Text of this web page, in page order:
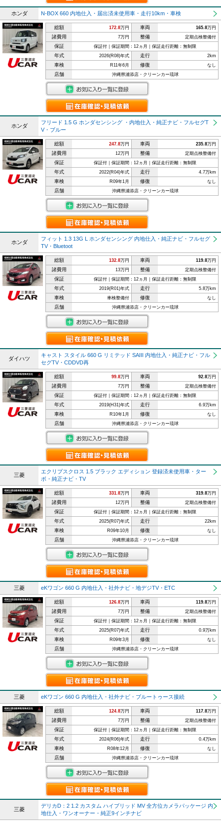
ホンダ N-BOX 660 内地仕入・届出済未使用車・走行10km・車検
総額 172.8万円 車両 165.8万円
諸費用 7万円 整備 定期点検整備付
保証 保証付｜保証期間：12ヵ月｜保証走行距離：無制限
年式 2026(R08)年式 走行 2km
車検 R11年6月 修復 なし
店舗 沖縄県浦添店・クリーンカー琉球
ホンダ
フリード 1.5 G ホンダセンシング ・内地仕入・純正ナビ・フルセグT
V・ブルー
総額 247.8万円 車両 235.8万円
諸費用 12万円 整備 定期点検整備付
保証 保証付｜保証期間：12ヵ月｜保証走行距離：無制限
年式 2022(R04)年式 走行 4.7万km
車検 R09年1月 修復 なし
店舗 沖縄県浦添店・クリーンカー琉球
ホンダ
フィット 1.3 13G L ホンダセンシング 内地仕入・純正ナビ・フルセグ
TV・Bluetoot
総額 132.8万円 車両 119.8万円
諸費用 13万円 整備 定期点検整備付
保証 保証付｜保証期間：12ヵ月｜保証走行距離：無制限
年式 2019(R01)年式 走行 5.8万km
車検 車検整備付 修復 なし
店舗 沖縄県浦添店・クリーンカー琉球
ダイハツ
キャスト スタイル 660 G リミテッド SAIII 内地仕入・純正ナビ・フル
セグTV・CDDVD再
総額 99.8万円 車両 92.8万円
諸費用 7万円 整備 定期点検整備付
保証 保証付｜保証期間：12ヵ月｜保証走行距離：無制限
年式 2019(H31)年式 走行 6.9万km
車検 R10年1月 修復 なし
店舗 沖縄県浦添店・クリーンカー琉球
三菱
エクリプスクロス 1.5 ブラック エディション 登録済未使用車・ター
ボ・純正ナビ・TV
総額 331.8万円 車両 319.8万円
諸費用 12万円 整備 定期点検整備付
保証 保証付｜保証期間：12ヵ月｜保証走行距離：無制限
年式 2025(R07)年式 走行 22km
車検 R09年10月 修復 なし
店舗 沖縄県浦添店・クリーンカー琉球
三菱 eKワゴン 660 G 内地仕入・社外ナビ・地デジTV・ETC
総額 126.8万円 車両 119.8万円
諸費用 7万円 整備 定期点検整備付
保証 保証付｜保証期間：12ヵ月｜保証走行距離：無制限
年式 2025(R07)年式 走行 0.9万km
車検 R09年3月 修復 なし
店舗 沖縄県浦添店・クリーンカー琉球
三菱 eKワゴン 660 G 内地仕入・社外ナビ・ブルートゥース接続
総額 124.8万円 車両 117.8万円
諸費用 7万円 整備 定期点検整備付
保証 保証付｜保証期間：12ヵ月｜保証走行距離：無制限
年式 2024(R06)年式 走行 0.4万km
車検 R08年12月 修復 なし
店舗 沖縄県浦添店・クリーンカー琉球
三菱
デリカD：2 1.2 カスタム ハイブリッド MV 全方位カメラパッケージ 内
地仕入・ワンオーナー・純正9インチナビ